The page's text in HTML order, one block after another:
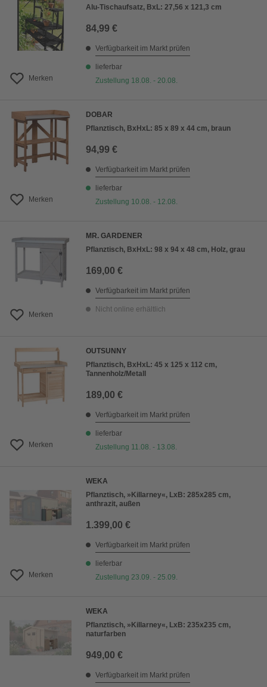
Merken
Alu-Tischaufsatz, BxL: 27,56 x 121,3 cm
84,99 €
Verfügbarkeit im Markt prüfen
lieferbar
Zustellung 18.08. - 20.08.
Merken
DOBAR
Pflanztisch, BxHxL: 85 x 89 x 44 cm, braun
94,99 €
Verfügbarkeit im Markt prüfen
lieferbar
Zustellung 10.08. - 12.08.
Merken
MR. GARDENER
Pflanztisch, BxHxL: 98 x 94 x 48 cm, Holz, grau
169,00 €
Verfügbarkeit im Markt prüfen
Nicht online erhältlich
Merken
OUTSUNNY
Pflanztisch, BxHxL: 45 x 125 x 112 cm,
Tannenholz/Metall
189,00 €
Verfügbarkeit im Markt prüfen
lieferbar
Zustellung 11.08. - 13.08.
Merken
WEKA
Pflanztisch, »Killarney«, LxB: 285x285 cm,
anthrazit, außen
1.399,00 €
Verfügbarkeit im Markt prüfen
lieferbar
Zustellung 23.09. - 25.09.
WEKA
Pflanztisch, »Killarney«, LxB: 235x235 cm,
naturfarben
949,00 €
Verfügbarkeit im Markt prüfen